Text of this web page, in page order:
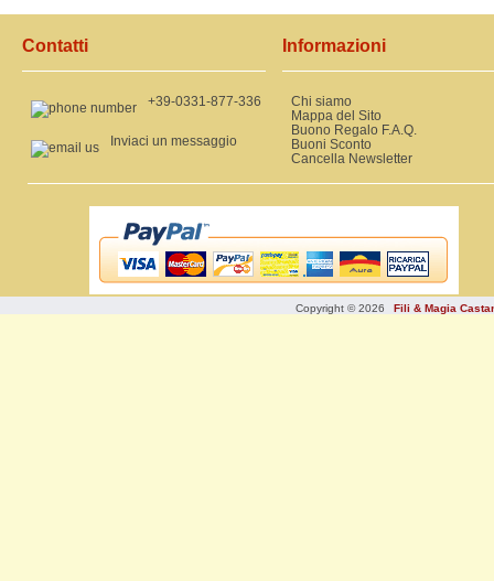
Contatti
+39-0331-877-336
Inviaci un messaggio
Informazioni
Chi siamo
Mappa del Sito
Buono Regalo F.A.Q.
Buoni Sconto
Cancella Newsletter
Copyright © 2026 Fili & Magia